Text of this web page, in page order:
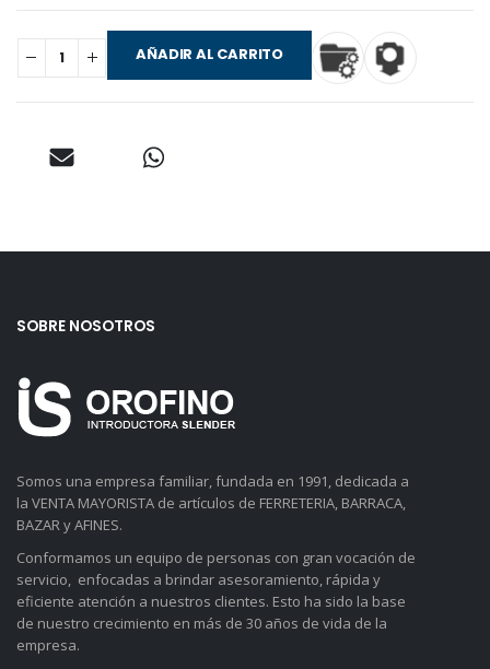
AÑADIR AL CARRITO
SOBRE NOSOTROS
Somos una empresa familiar, fundada en 1991, dedicada a
la VENTA MAYORISTA de artículos de FERRETERIA, BARRACA,
BAZAR y AFINES.
Conformamos un equipo de personas con gran vocación de
servicio, enfocadas a brindar asesoramiento, rápida y
eficiente atención a nuestros clientes. Esto ha sido la base
de nuestro crecimiento en más de 30 años de vida de la
empresa.